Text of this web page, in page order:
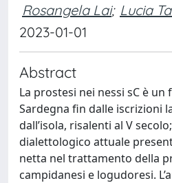
Rosangela Lai; Lucia
2023-01-01
Abstract
La prostesi nei nessi sC è
Sardegna fin dalle iscrizioni
dall’isola, risalenti al V
dialettologico attuale
netta nel trattamento della
campidanesi e logudoresi.